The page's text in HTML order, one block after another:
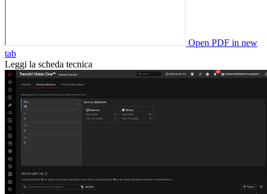
Open PDF in new
tab
Leggi la scheda tecnica